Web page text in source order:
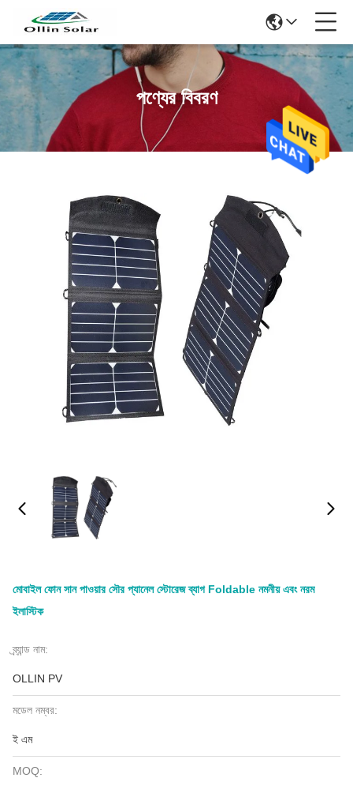
পণ্যের বিবরণ
মোবাইল ফোন সান পাওয়ার সৌর প্যানেল স্টোরেজ ব্যাগ Foldable নমনীয় এবং নরম
ইলাস্টিক
ব্র্যান্ড নাম:
OLLIN PV
মডেল নম্বর:
ই এম
MOQ: